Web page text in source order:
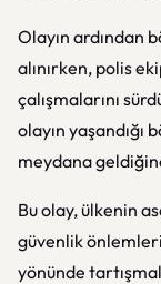
Olayın ardından
alınırken, polis
çalışmalarını
olayın yaşandığı
meydana
Bu olay, ülkenin
güvenlik
yönünde